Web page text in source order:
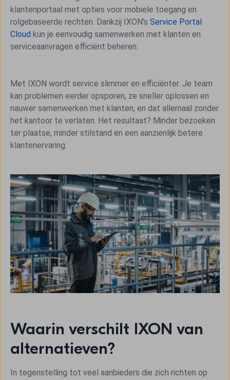
klantenportaal met opties voor mobiele toegang en
rolgebaseerde rechten. Dankzij IXON's Service Portal
Cloud kun je eenvoudig samenwerken met klanten en
serviceaanvragen efficiënt beheren.
Met IXON wordt service slimmer en efficiënter. Je team
kan problemen eerder opsporen, ze sneller oplossen en
nauwer samenwerken met klanten, en dat allemaal zonder
het kantoor te verlaten. Het resultaat? Minder bezoeken
ter plaatse, minder stilstand en een aanzienlijk betere
klantenervaring.
Waarin verschilt IXON van
alternatieven?
In tegenstelling tot veel aanbieders die zich richten op